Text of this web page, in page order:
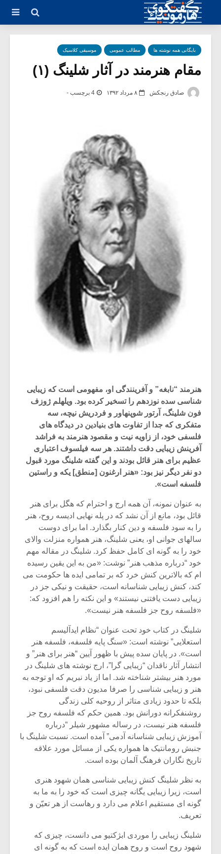
بایگانی همه نوشته ها مطالب عمومی موسیقی کلاسیک
مقام هنرمند در آثار شلینگ (۱)
صادق رنجکش ۸ مرداد ۱۳۹۲ 4 برچسب -
هنرمند “نابغه” و آفرینندگی او، مفهومی است که زیبایی
شناسی سده نوزدهم را تسخیر کرده بود. ویلهلم ژوزف
فون شلینگ، آرتور شوپنهاور و فردریش نیچه، سه
متفکری که جدا از تفاوت های بنیادین در دیدگاه های
فلسفی خود، از زاویه نیت و مقصود هنرمند به فراشد
آفرینش زیبایی دقت داشتند. هر سه فیلسوف اعتباری
عظیم برای هنر قائل بودند و این گفته شلینگ مورد قبول
دو نفر دیگر نیز بود: «هنر ارغنون [منطق] یکه و راستین
فلسفه است».
به عنوان نمونه، آن همه ارج و احترام که هگل برای هنر
قائل بود، مانع از آن نشد که در پله نهایی ادیسه روح، هنر
را به سود فلسفه و دین کنار بگذارد. اما برای دوست
سالهای جوانی او، یعنی شلینگ، هنر همواره منزلت والای
خود را به گونه ای کامل حفظ کرد. شلینگ در مقاله مهم
خود “درباره مذهب هنر” نوشت: «من به این یقین رسیده
ام که بالاترین کنش خرد که بر تمامی ایده ها حکومت می
کند، کنش زیبایی شناسانه است، حقیقت و نیکی جز در
زیبایی دست یافتنی نیستند» و این نکته را هم افزود که:
«فلسفه روح جز فلسفه هنر نیست».
شلینگ در کتاب خود تحت عنوان “نظام ایدآلیسم
استعلایی” نوشته است: «سنگ پایه فلسفه، فلسفه هنر
است». در پایان سده پیش با ظهور آیین “هنر برای هنر” و
انتشار آثار ناقدان “زیبایی گرا”، ارج نوشته های شلینگ در
مورد هنر بیشتر شناخته شد. اما از یاد نبریم که او توجه به
هنر و زیبایی شناسی را صرفا مدیون دقت فلسفی نبود،
بلکه تا حدود زیادی متاثر از روحیه کلی زندگی
روشنفکرانه دورانش بود. همین حکم که فلسفه روح جز
فلسفه هنر نیست، در رساله مشهور شیلر “درباره
آموزش زیبایی شناسانه آدمی” آمده است. نسبت شلینگ با
جنبش رومانتیک ها همواره یکی از مسائل مورد علاقه
تاریخ نگاران فرهنگ آلمان بوده است.
به نظر شلینگ کنش زیبایی شناسی همان شهود هنری
است، زیرا زیبایی یگانه چیزی است که خود را به ما به
گونه ای مستقیم اعلام می دارد و رهاست از هر تعیّن و
تعریف.
شلینگ زیبایی را موردی ابژکتیو می دانست، چیزی که
شهود روح است و روح همان ایده است که به گونه ای
یادداشتی بر موسیقی
متن فیلم «متری
شیش و نیم»
اگر نمی توانی
مشهورترین باشی،
بدنام ترین باش
دوره
موسیقی
موسیقی
سکانسی